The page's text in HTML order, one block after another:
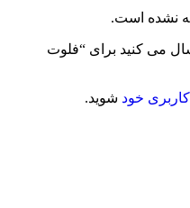
نشده است.
می کنید برای “فلوت
خود شوید.